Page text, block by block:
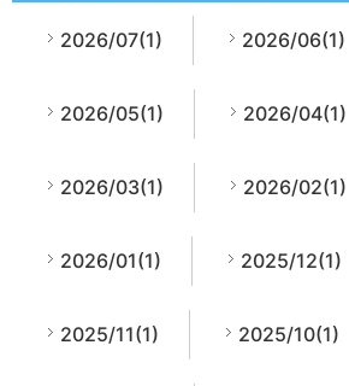
2026/07(1) 2026/06(1)
2026/05(1) 2026/04(1)
2026/03(1) 2026/02(1)
2026/01(1) 2025/12(1)
2025/11(1) 2025/10(1)